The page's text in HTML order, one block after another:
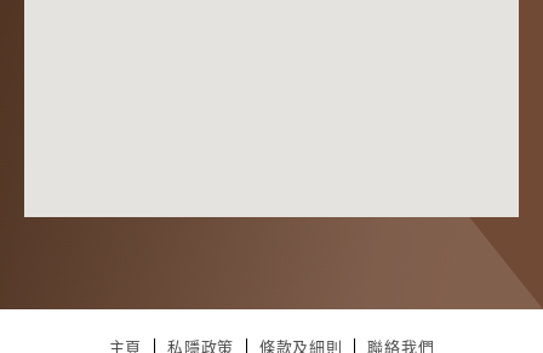
主頁 私隱政策 條款及細則 聯絡我們